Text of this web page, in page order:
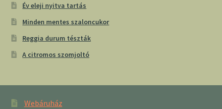
Év eleji nyitva tartás
Minden mentes szaloncukor
Reggia durum tészták
A citromos szomjoltó
Webáruház